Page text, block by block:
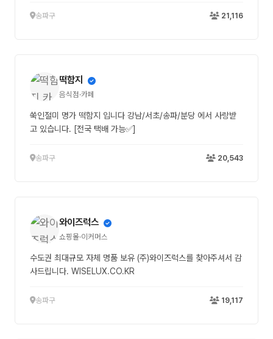
송파구 21,116
떡함지
음식점·카페
쑥인절미 명가 떡함지 입니다 강남/서초/송파/분당 에서 사랑받
고 있습니다. [전국 택배 가능✅]
송파구 20,543
와이즈럭스
쇼핑몰·이커머스
수도권 최대규모 자체 명품 보유 (주)와이즈럭스를 찾아주셔서 감
사드립니다. WISELUX.CO.KR
송파구 19,117